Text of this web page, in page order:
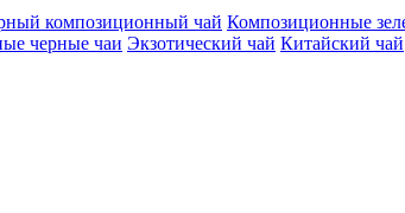
композиционный чай Композиционные
черные чаи Экзотический чай Китайский чай